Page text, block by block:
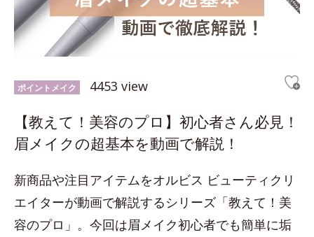
ポイントメイク 4453 view
【教えて！美容のプロ】初心者さん必見！
眉メイクの超基本を動画で解説！
新商品や注目アイテムをオルビス ビューティクリ
エイターが動画で解説するシリーズ「教えて！美
容のプロ」。今回は眉メイク初心者でも簡単に垢